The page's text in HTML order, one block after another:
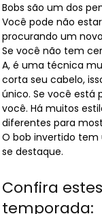
Bobs são um dos
Você pode não
procurando um
Se você não tem
A, é uma técnica
corta seu cabelo,
único. Se você está
você. Há muitos
diferentes para
O bob invertido
se destaque.
Confira
temporada: